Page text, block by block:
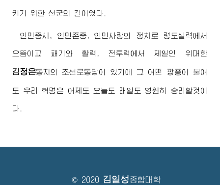
키기 위한 선군의 길이였다.
인민중시, 인민존중, 인민사랑의 정치로 령도실력에서
으뜸이고 패기와 활력, 전투력에서 제일인 위대한
김정은동지 의 조선로동당이 있기에 그 어떤 광풍이 불어
도 우리 혁명은 어제도 오늘도 래일도 영원히 승리할것이
다.
© 2020 김일성종합대학